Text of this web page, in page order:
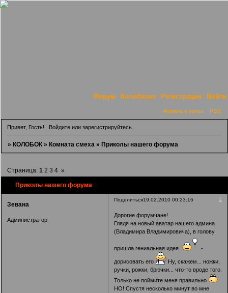
Форум Колобчане Регистрация Войти
Активные темы RSS
Привет, Гость! Войдитеили зарегистрируйтесь.
»КОЛОБОК »Комната смеха »Приколы нашего форума
Приколы нашего форума
Страница:1 2 3 4 »
Поделиться 1
19.02.2010 00:23:16
Зевана
Администратор
Дорогие форумчане!
Глядя на новый аватар нашего админа
(Владимира Владимировича), в голову
пришла гениальная идея -
дорисовать его
Ну, скажем... ножки,
ручки, рожки, брючки... что-то вроде того.
Только не поймите меня правильно
НО! Спустя несколько минут во мне